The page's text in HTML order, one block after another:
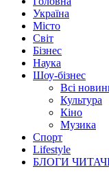
Україна
Місто
Світ
Бізнес
Наука
Шоу-бізнес
Всі
Культура
Кіно
Музика
Спорт
Lifestyle
БЛОГИ